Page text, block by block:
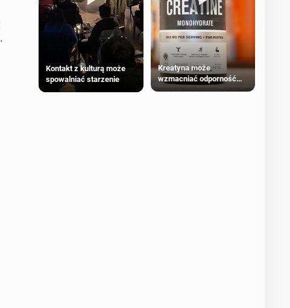
Kontakt z kulturą może
spowalniać starzenie
Kreatyna może
wzmacniać odporność
przeciw nowotworom